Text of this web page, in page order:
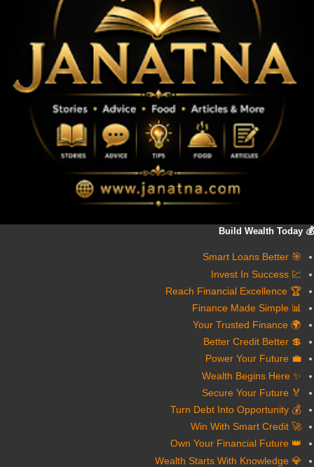
💰 Build Wealth Today
🎯 Smart Loans Better
💹 Invest In Success
🏆 Reach Financial Excellence
📊 Finance Made Simple
🌍 Your Trusted Finance
💲 Better Credit Better
💼 Power Your Future
✨ Wealth Begins Here
🏅 Secure Your Future
💰 Turn Debt Into Opportunity
🚀 Win With Smart Credit
👑 Own Your Financial Future
💎 Wealth Starts With Knowledge